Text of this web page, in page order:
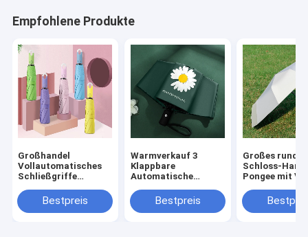
Empfohlene Produkte
Großhandel
Vollautomatisches
Schließgriffe
Mehrfarbiger
Regenschirm
Bestpreis
Warmverkauf 3
Klappbare
Automatische
UV-Block
Winddichtes Mode-
Bestpreis
Großes rundes
Schloss-
Pongee mit
Winddicht UV-